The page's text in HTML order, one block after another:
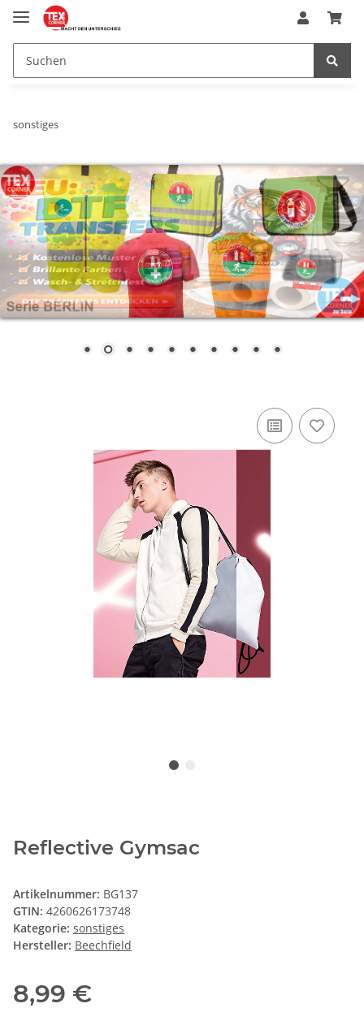
sonstiges
Reflective Gymsac
Artikelnummer: BG137
GTIN: 4260626173748
Kategorie: sonstiges
Hersteller: Beechfield
8,99 €